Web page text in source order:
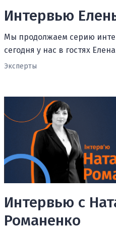
Интервью
Мы продолжаем серию
сегодня у нас в гостях
Эксперты
Интервью с
Романенко